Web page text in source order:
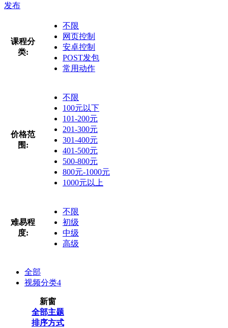
发布
课程分
类:
不限
网页控制
安卓控制
POST发包
常用动作
价格范
围:
不限
100元以下
101-200元
201-300元
301-400元
401-500元
500-800元
800元-1000元
1000元以上
难易程
度:
不限
初级
中级
高级
全部
视频分类4
新窗
全部主题
排序方式